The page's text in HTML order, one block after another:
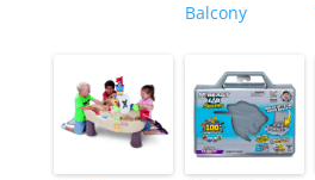
Balcony